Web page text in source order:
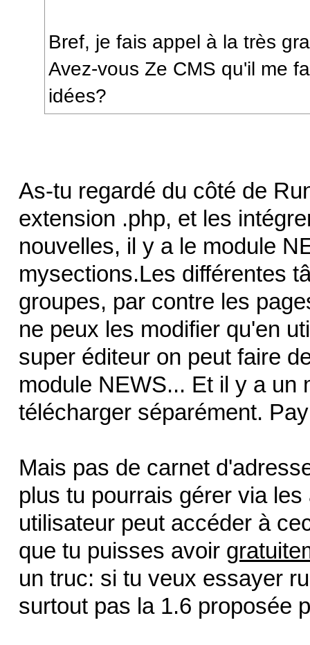
Bref, je fais appel à la très
Avez-vous Ze CMS qu'il me
idées?
As-tu regardé du côté de
extension .php, et les
nouvelles, il y a le module
mysections.Les différentes
groupes, par contre les
ne peux les modifier qu'en
super éditeur on peut faire
module NEWS... Et il y a un
télécharger séparément.
Mais pas de carnet
plus tu pourrais gérer via
utilisateur peut accéder à
que tu puisses avoir
un truc: si tu veux essayer
surtout pas la 1.6 proposée